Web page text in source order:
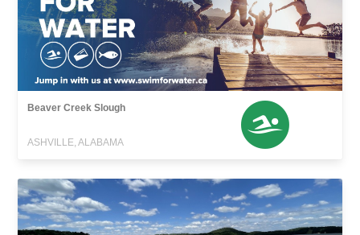
Beaver Creek Slough
ASHVILLE, ALABAMA